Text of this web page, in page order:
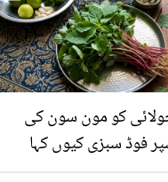
کو مون سون کی
فوڈ سبزی کیوں کہا